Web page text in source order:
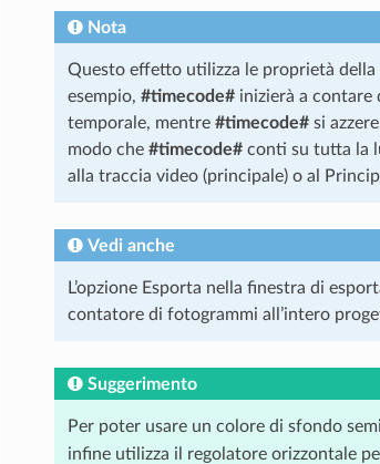
Nota
Questo effetto utilizza le proprietà
esempio, #timecode#inizierà a contare
temporale, mentre #timecode#si
modo che #timecode#conti su tutta la
alla traccia video (principale) o al
Vedi anche
L’opzione Esporta nella finestra di
contatore di fotogrammi all’intero
Suggerimento
Per poter usare un colore di sfondo
infine utilizza il regolatore orizzontale